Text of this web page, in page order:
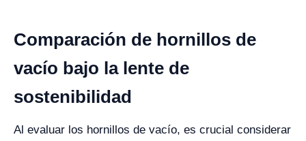
Comparación de hornillos de
vacío bajo la lente de
sostenibilidad
Al evaluar los hornillos de vacío, es crucial considerar